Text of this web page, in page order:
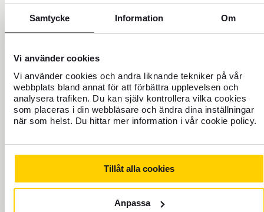
Samtycke Information Om
Vi använder cookies
Vi använder cookies och andra liknande tekniker på vår
webbplats bland annat för att förbättra upplevelsen och
analysera trafiken. Du kan själv kontrollera vilka cookies
som placeras i din webbläsare och ändra dina inställningar
när som helst. Du hittar mer information i vår cookie policy.
Tillåt alla cookies
Anpassa
+46 771 22 22 21
Kundservice: Telefon vardagar 8–17
Spärra kort öppet dygnet runt
Det går även bra att maila oss, tänk då på att vissa ärenden
så som frågor kring boka flyg och reseupplevelser behöver tas
till våra partners. Du hittar mer information på